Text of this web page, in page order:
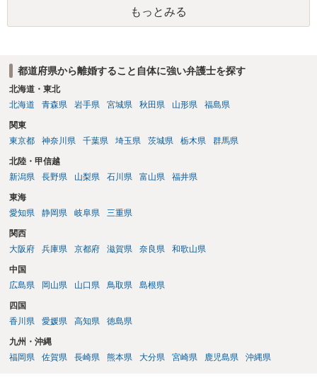
もっとみる
都道府県から離婚すること自体に強い弁護士を探す
北海道・東北
北海道
青森県 岩手県 宮城県 秋田県 山形県 福島県
関東
東京都
神奈川県 千葉県 埼玉県 茨城県 栃木県 群馬県
北陸・甲信越
新潟県
長野県 山梨県 石川県 富山県 福井県
東海
愛知県
静岡県 岐阜県 三重県
関西
大阪府
兵庫県 京都府 滋賀県 奈良県 和歌山県
中国
広島県
岡山県 山口県 鳥取県 島根県
四国
香川県
愛媛県 高知県 徳島県
九州・沖縄
福岡県
佐賀県 長崎県 熊本県 大分県 宮崎県 鹿児島県 沖縄県